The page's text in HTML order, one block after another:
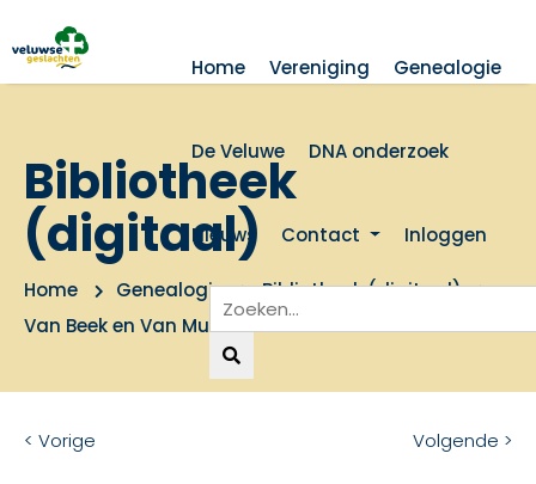
Home Vereniging Genealogie
De Veluwe DNA onderzoek
Nieuws Contact Inloggen
Bibliotheek
(digitaal)
Home Genealogie
Bibliotheek (digitaal)
Van Beek en Van Munster
< Vorige Volgende >